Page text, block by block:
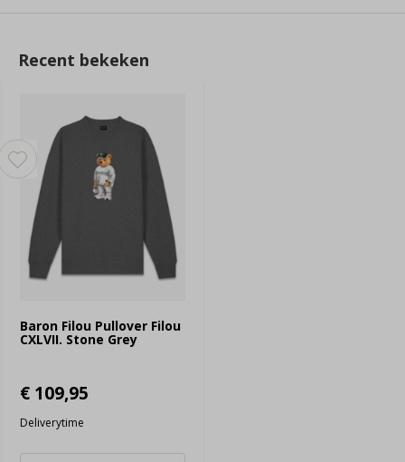
Recent bekeken
Baron Filou Pullover Filou
CXLVII. Stone Grey
€ 109,95
Deliverytime